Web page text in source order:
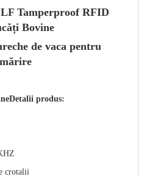
Tamperproof RFID
Bovine
de vaca pentru
Detalii produs:
crotalii